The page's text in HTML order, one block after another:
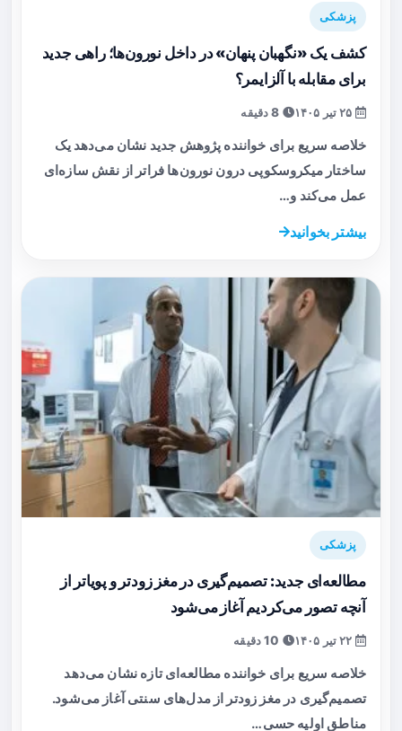
پزشکی
کشف یک «نگهبان پنهان» در داخل نورون‌ها؛ راهی جدید
برای مقابله با آلزایمر؟
خلاصه سریع برای خواننده پژوهش جدید نشان می‌دهد یک
ساختار میکروسکوپی درون نورون‌ها فراتر از نقش سازه‌ای
عمل می‌کند و…
بیشتر بخوانید
پزشکی
مطالعه‌ای جدید: تصمیم‌گیری در مغز زودتر و پویا‌تر از
آنچه تصور می‌کردیم آغاز می‌شود
خلاصه سریع برای خواننده مطالعه‌ای تازه نشان می‌دهد
تصمیم‌گیری در مغز زودتر از مدل‌های سنتی آغاز می‌شود.
مناطق اولیه حسی…